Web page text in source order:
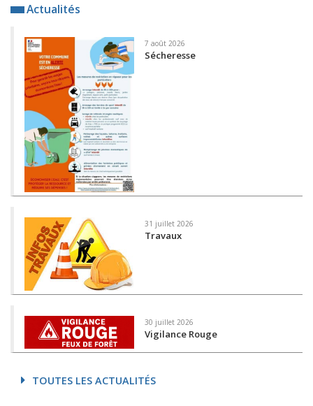
Actualités
7 août 2026
Sécheresse
31 juillet 2026
Travaux
30 juillet 2026
Vigilance Rouge
TOUTES LES ACTUALITÉS